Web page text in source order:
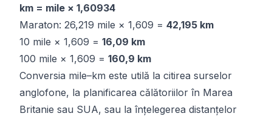
km = mile × 1,60934
Maraton: 26,219 mile × 1,609 = 42,195 km
10 mile × 1,609 = 16,09 km
100 mile × 1,609 = 160,9 km
Conversia mile–km este utilă la citirea surselor
anglofone, la planificarea călătoriilor în Marea
Britanie sau SUA, sau la înțelegerea distanțelor